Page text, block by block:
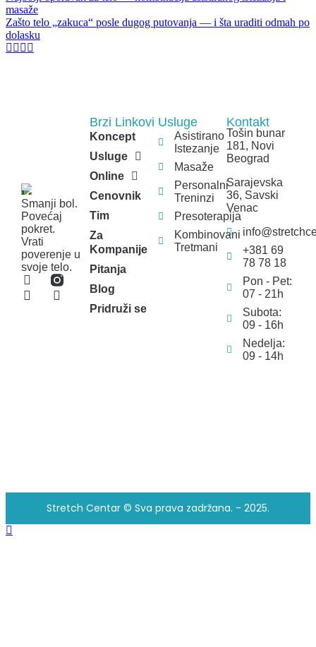
masaže
Zašto telo „zakuca“ posle dugog putovanja — i šta uraditi odmah po
dolasku
Smanji bol.
Povećaj
pokret.
Vrati
poverenje u
svoje telo.
Usluge
Asistirano
Istezanje
Masaže
Personalni
Treninzi
Presoterapija
Kombinovani
Tretmani
Brzi Linkovi
Koncept
Usluge
Online
Cenovnik
Tim
Za
Kompanije
Pitanja
Blog
Pridruži se
Kontakt
Tošin bunar
181, Novi
Beograd
Sarajevska
36, Savski
Venac
+381 69
78 78 18
Pon - Pet:
07 - 21h
Subota:
09 - 16h
Nedelja:
09 - 14h
Stretch Centar © Sva prava zadržana. - 2025.